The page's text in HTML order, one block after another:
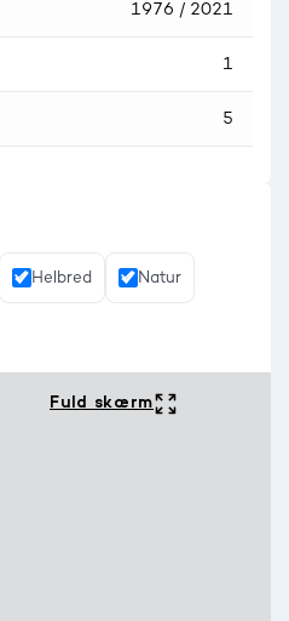
1976 / 2021
1
5
Helbred Natur
Fuld skærm